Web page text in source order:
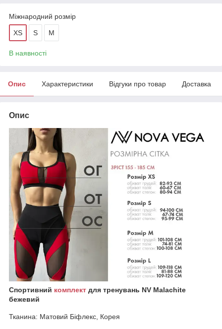
Міжнародний розмір
XS S M
В наявності
Опис Характеристики Відгуки про товар Доставка
Опис
Спортивний комплект для тренувань NV Malachite
бежевий
Тканина: Матовий Біфлекс, Корея